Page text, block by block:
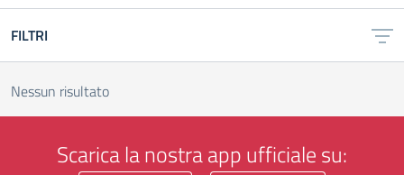
FILTRI
Nessun risultato
Scarica la nostra app ufficiale su: